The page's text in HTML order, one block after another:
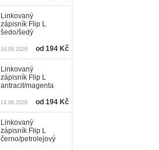
Linkovaný
zápisník Flip L
šedo/šedý
14.06.2026 od 194 Kč
Linkovaný
zápisník Flip L
antracit/magenta
14.06.2026 od 194 Kč
Linkovaný
zápisník Flip L
černo/petrolejový